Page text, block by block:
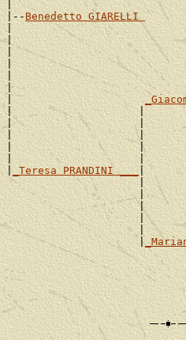
|-- Benedetto GIARELLI
|
|
|
|
|
|
|
|                    |
|                    |
|                    |
|                    |
|                    |
_Teresa PRANDINI ___ |
|
|
                     |